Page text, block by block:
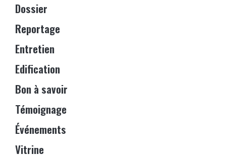
Dossier
Reportage
Entretien
Edification
Bon à savoir
Témoignage
Événements
Vitrine